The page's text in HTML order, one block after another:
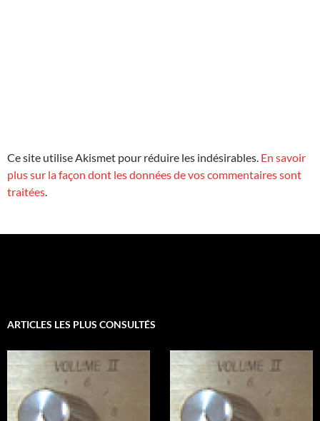
Ce site utilise Akismet pour réduire les indésirables. En savoir
plus sur la façon dont les données de vos commentaires sont
traitées.
ARTICLES LES PLUS CONSULTÉS